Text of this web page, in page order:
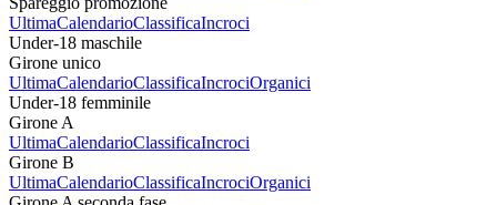
UltimaCalendarioClassificaIncroci
Under-18 maschile
Girone unico
UltimaCalendarioClassificaIncrociOrganici
Under-18 femminile
Girone A
UltimaCalendarioClassificaIncroci
Girone B
UltimaCalendarioClassificaIncrociOrganici